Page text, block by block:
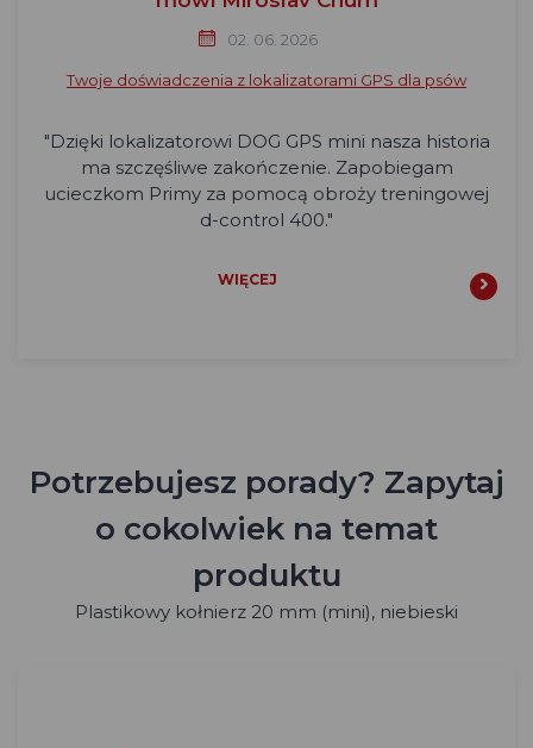
02. 06. 2026
Twoje doświadczenia z lokalizatorami GPS dla psów
"Dzięki lokalizatorowi DOG GPS mini nasza historia
ma szczęśliwe zakończenie. Zapobiegam
ucieczkom Primy za pomocą obroży treningowej
d-control 400."
WIĘCEJ
Potrzebujesz porady? Zapytaj
o cokolwiek na temat
produktu
Plastikowy kołnierz 20 mm (mini), niebieski